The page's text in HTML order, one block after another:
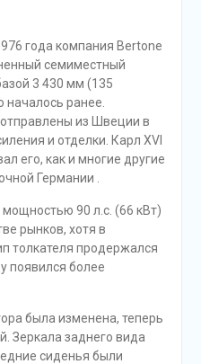
года компания Bertone
семиместный
3 430 мм (135
ранее.
из Швеции в
и отделки. Карл XVI
его, как и многие другие
Германии .
мощностью 90 л.с. (66 кВт)
рынков, хотя в
толкателя продержался
появился более
была изменена, теперь
Зеркала заднего вида
сиденья были